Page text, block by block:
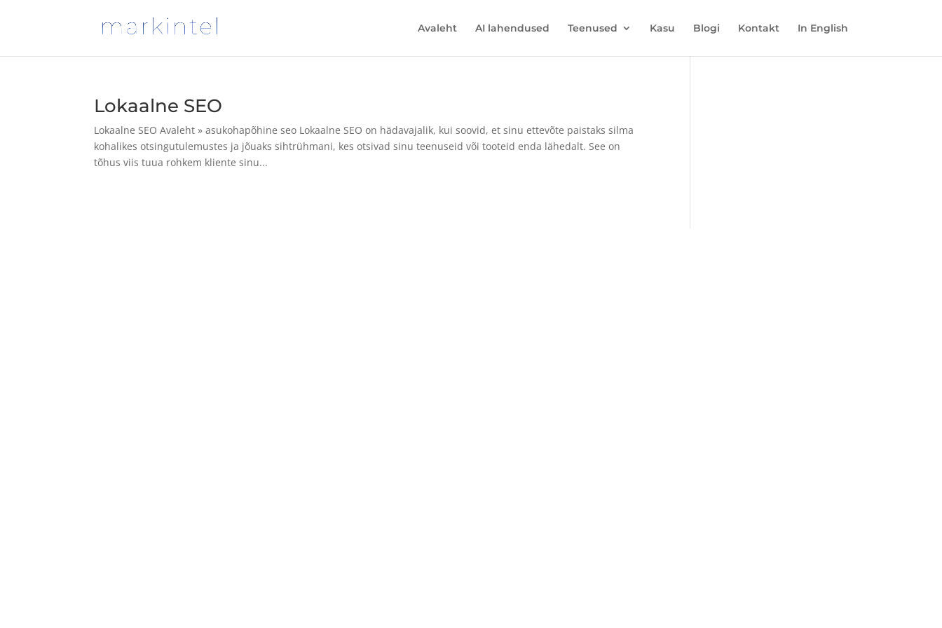
Avaleht AI lahendused Teenused Kasu Blogi Kontakt In English
Lokaalne SEO
Lokaalne SEO Avaleht » asukohapõhine seo Lokaalne SEO on hädavajalik, kui soovid, et sinu ettevõte paistaks silma
kohalikes otsingutulemustes ja jõuaks sihtrühmani, kes otsivad sinu teenuseid või tooteid enda lähedalt. See on
tõhus viis tuua rohkem kliente sinu...